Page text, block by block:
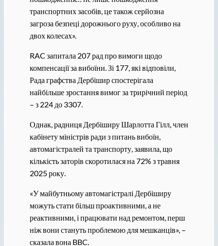
транспортних засобів, це також серйозна
загроза безпеці дорожнього руху, особливо на
двох колесах».
RAC запитала 207 рад про вимоги щодо
компенсації за вибоїни. Зі 177, які відповіли,
Рада графства Дербішир спостерігала
найбільше зростання вимог за трирічний період
– з 224 до 3307.
Однак, радниця Дербіширу Шарлотта Гілл, член
кабінету міністрів ради з питань вибоїн,
автомагістралей та транспорту, заявила, що
кількість заторів скоротилася на 72% з травня
2025 року.
«У майбутньому автомагістралі Дербіширу
можуть стати більш проактивними, а не
реактивними, і працювати над ремонтом, перш
ніж вони стануть проблемою для мешканців», –
сказала вона BBC.